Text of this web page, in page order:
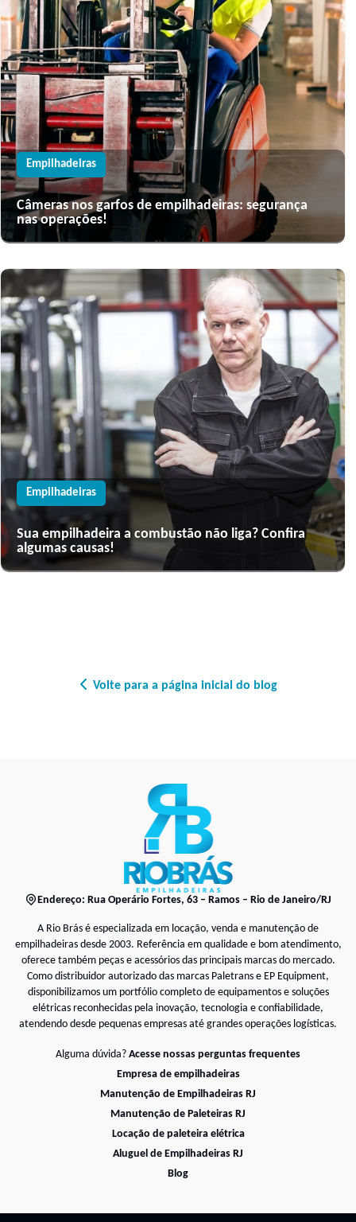
Empilhadeiras
Câmeras nos garfos de empilhadeiras: segurança
nas operações!
Empilhadeiras
Sua empilhadeira a combustão não liga? Confira
algumas causas!
Volte para a página inicial do blog
Endereço: Rua Operário Fortes, 63 – Ramos – Rio de Janeiro/RJ
A Rio Brás é especializada em locação, venda e manutenção de
empilhadeiras desde 2003. Referência em qualidade e bom atendimento,
oferece também peças e acessórios das principais marcas do mercado.
Como distribuidor autorizado das marcas Paletrans e EP Equipment,
disponibilizamos um portfólio completo de equipamentos e soluções
elétricas reconhecidas pela inovação, tecnologia e confiabilidade,
atendendo desde pequenas empresas até grandes operações logísticas.
Alguma dúvida? Acesse nossas perguntas frequentes
Empresa de empilhadeiras
Manutenção de Empilhadeiras RJ
Manutenção de Paleteiras RJ
Locação de paleteira elétrica
Aluguel de Empilhadeiras RJ
Blog